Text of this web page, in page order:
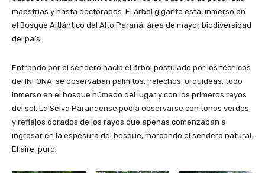
maestrías y hasta doctorados. El árbol gigante está, inmerso en
el Bosque Altlántico del Alto Paraná, área de mayor biodiversidad
del país.
Entrando por el sendero hacia el árbol postulado por los técnicos
del INFONA, se observaban palmitos, helechos, orquídeas, todo
inmerso en el bosque húmedo del lugar y con los primeros rayos
del sol. La Selva Paranaense podía observarse con tonos verdes
y reflejos dorados de los rayos que apenas comenzaban a
ingresar en la espesura del bosque, marcando el sendero natural.
El aire, puro.